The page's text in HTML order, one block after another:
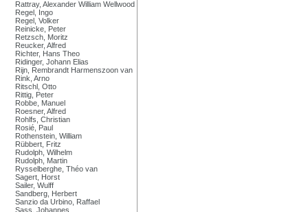
Rattray, Alexander William Wellwood
Regel, Ingo
Regel, Volker
Reinicke, Peter
Retzsch, Moritz
Reucker, Alfred
Richter, Hans Theo
Ridinger, Johann Elias
Rijn, Rembrandt Harmenszoon van
Rink, Arno
Ritschl, Otto
Rittig, Peter
Robbe, Manuel
Roesner, Alfred
Rohlfs, Christian
Rosié, Paul
Rothenstein, William
Rübbert, Fritz
Rudolph, Wilhelm
Rudolph, Martin
Rysselberghe, Théo van
Sagert, Horst
Sailer, Wulff
Sandberg, Herbert
Sanzio da Urbino, Raffael
Sass, Johannes